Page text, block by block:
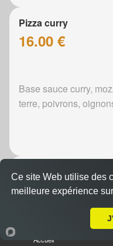
Pizza curry
16.00 €
Base sauce curry,
terre, poivrons,
Pizza boursin
16.00 €
Boursin, mozzarella,
Accueil
Ce site Web utilise des
meilleure expérience